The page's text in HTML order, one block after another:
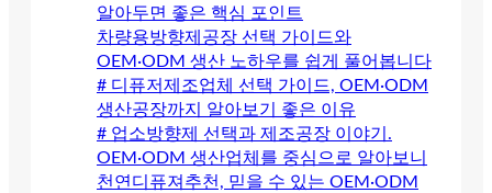
알아두면 좋은 핵심 포인트
차량용방향제공장 선택 가이드와
OEM·ODM 생산 노하우를 쉽게 풀어봅니다
# 디퓨저제조업체 선택 가이드, OEM·ODM
생산공장까지 알아보기 좋은 이유
# 업소방향제 선택과 제조공장 이야기.
OEM·ODM 생산업체를 중심으로 알아보니
천연디퓨져추천, 믿을 수 있는 OEM·ODM